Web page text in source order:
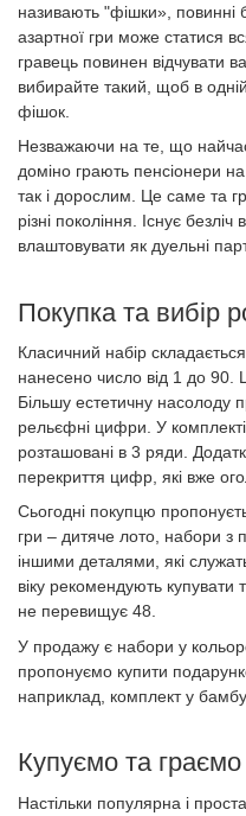
називають "фішки», повинні
азартної гри може статися
гравець повинен відчувати
вибирайте такий, щоб в
фішок.
Незважаючи на те, що
доміно грають пенсіонери на
так і дорослим. Це саме та
різні покоління. Існує безліч
влаштовувати як дуельні
Покупка та вибір
Класичний набір
нанесено число від 1 до 90.
Більшу естетичну насолоду
рельєфні цифри. У
розташовані в 3 ряди.
перекриття цифр, які вже
Сьогодні покупцю
гри – дитяче лото, набори
іншими деталями, які
віку рекомендують купувати
не перевищує 48.
У продажу є набори у
пропонуємо купити
наприклад, комплект у
Купуємо та
Настільки популярна і